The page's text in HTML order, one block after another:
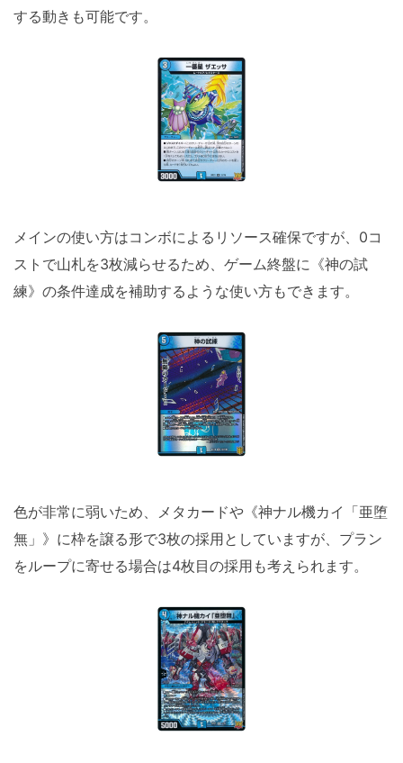
する動きも可能です。
メインの使い方はコンボによるリソース確保ですが、0コ
ストで山札を3枚減らせるため、ゲーム終盤に《神の試
練》の条件達成を補助するような使い方もできます。
色が非常に弱いため、メタカードや《神ナル機カイ「亜堕
無」》に枠を譲る形で3枚の採用としていますが、プラン
をループに寄せる場合は4枚目の採用も考えられます。